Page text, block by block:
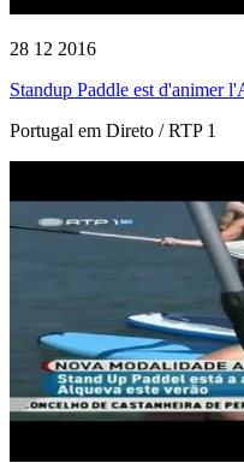
28 12 2016
Standup Paddle est d'animer
Portugal em Direto / RTP 1